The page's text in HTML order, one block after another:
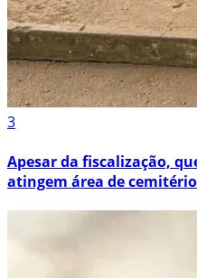
3
Apesar da fiscalização,
atingem área de